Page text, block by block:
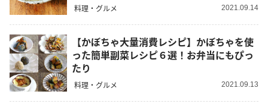
料理・グルメ 2021.09.14
【かぼちゃ大量消費レシピ】かぼちゃを使
った簡単副菜レシピ６選！お弁当にもぴっ
たり
料理・グルメ 2021.09.13